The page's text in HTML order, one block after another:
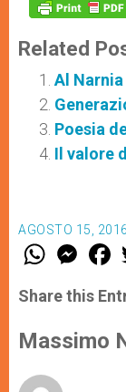
Related
Al
Poesia
Il valore
AGOSTO 15,
W
t
s
p
p
M
e
s
e
g
e
F
a
e
b
o
k
Share this
Massimo